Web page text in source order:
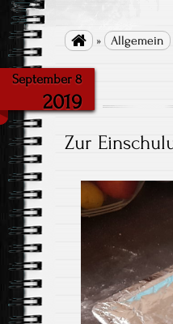
 » Allgemein
September 8
2019
Zur